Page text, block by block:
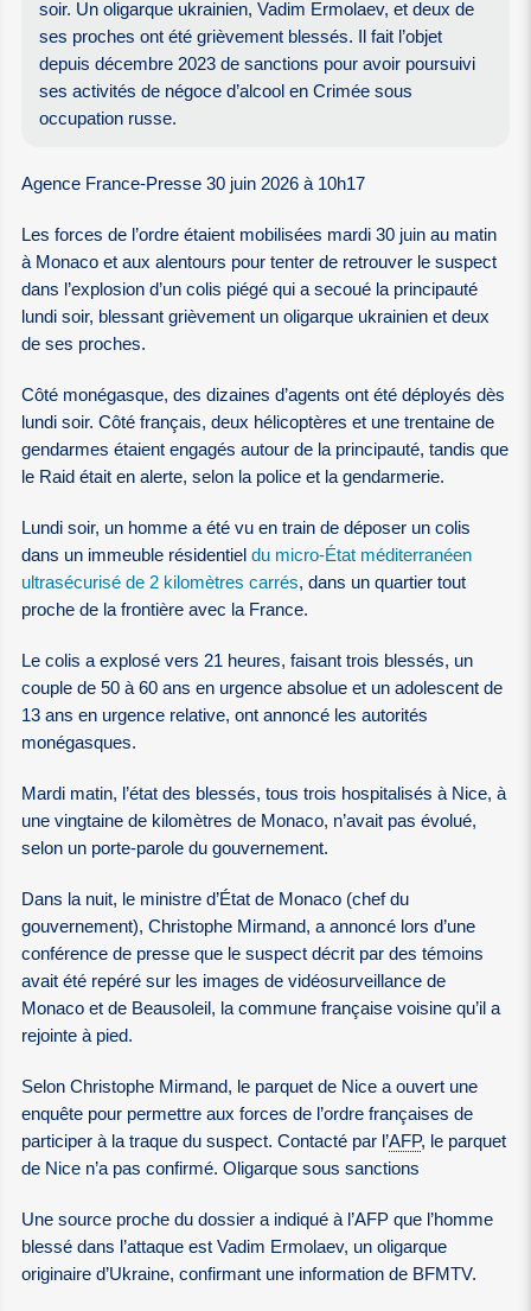
soir. Un oligarque ukrainien, Vadim Ermolaev, et deux de
ses proches ont été grièvement blessés. Il fait l’objet
depuis décembre 2023 de sanctions pour avoir poursuivi
ses activités de négoce d’alcool en Crimée sous
occupation russe.
Agence France-Presse 30 juin 2026 à 10h17
Les forces de l’ordre étaient mobilisées mardi 30 juin au matin
à Monaco et aux alentours pour tenter de retrouver le suspect
dans l’explosion d’un colis piégé qui a secoué la principauté
lundi soir, blessant grièvement un oligarque ukrainien et deux
de ses proches.
Côté monégasque, des dizaines d’agents ont été déployés dès
lundi soir. Côté français, deux hélicoptères et une trentaine de
gendarmes étaient engagés autour de la principauté, tandis que
le Raid était en alerte, selon la police et la gendarmerie.
Lundi soir, un homme a été vu en train de déposer un colis
dans un immeuble résidentieldu micro-État méditerranéen
ultrasécurisé de 2 kilomètres carrés, dans un quartier tout
proche de la frontière avec la France.
Le colis a explosé vers 21 heures, faisant trois blessés, un
couple de 50 à 60 ans en urgence absolue et un adolescent de
13 ans en urgence relative, ont annoncé les autorités
monégasques.
Mardi matin, l’état des blessés, tous trois hospitalisés à Nice, à
une vingtaine de kilomètres de Monaco, n’avait pas évolué,
selon un porte-parole du gouvernement.
Dans la nuit, le ministre d’État de Monaco (chef du
gouvernement), Christophe Mirmand, a annoncé lors d’une
conférence de presse que le suspect décrit par des témoins
avait été repéré sur les images de vidéosurveillance de
Monaco et de Beausoleil, la commune française voisine qu’il a
rejointe à pied.
Selon Christophe Mirmand, le parquet de Nice a ouvert une
enquête pour permettre aux forces de l’ordre françaises de
participer à la traque du suspect. Contacté par l’AFP, le parquet
de Nice n’a pas confirmé. Oligarque sous sanctions
Une source proche du dossier a indiqué à l’AFP que l’homme
blessé dans l’attaque est Vadim Ermolaev, un oligarque
originaire d’Ukraine, confirmant une information de BFMTV.